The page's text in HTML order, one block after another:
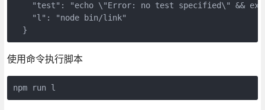
"test": "echo \"Error: no test specified\" &&
    "l": "node bin/link"
使用命令执行脚本
npm run l